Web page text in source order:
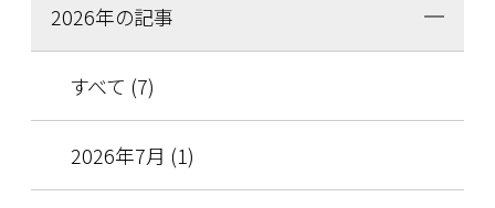
2026年の記事
すべて (7)
2026年7月 (1)